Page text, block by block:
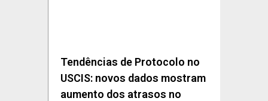
Tendências de Protocolo no
USCIS: novos dados mostram
aumento dos atrasos no